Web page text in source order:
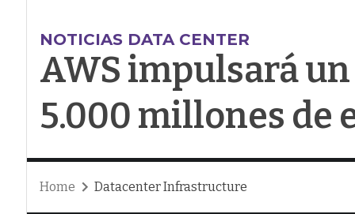
NOTICIAS DATA CENTER
AWS impulsará
5.000 millones de
Home Datacenter Infrastructure